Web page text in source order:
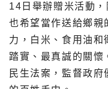
14日舉辦贈米活動
也希望當作送給鄉親
力，白米、食用油和
踏實、最真誠的關懷
民生法案，監督政